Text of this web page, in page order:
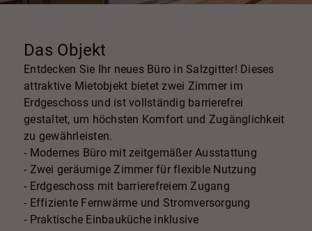
Das Objekt
Entdecken Sie Ihr neues Büro in Salzgitter! Dieses
attraktive Mietobjekt bietet zwei Zimmer im
Erdgeschoss und ist vollständig barrierefrei
gestaltet, um höchsten Komfort und Zugänglichkeit
zu gewährleisten.
- Modernes Büro mit zeitgemäßer Ausstattung
- Zwei geräumige Zimmer für flexible Nutzung
- Erdgeschoss mit barrierefreiem Zugang
- Effiziente Fernwärme und Stromversorgung
- Praktische Einbauküche inklusive